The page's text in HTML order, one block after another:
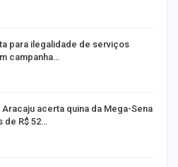
para ilegalidade de serviços
campanha…
acerta quina da Mega-Sena
de R$ 52…